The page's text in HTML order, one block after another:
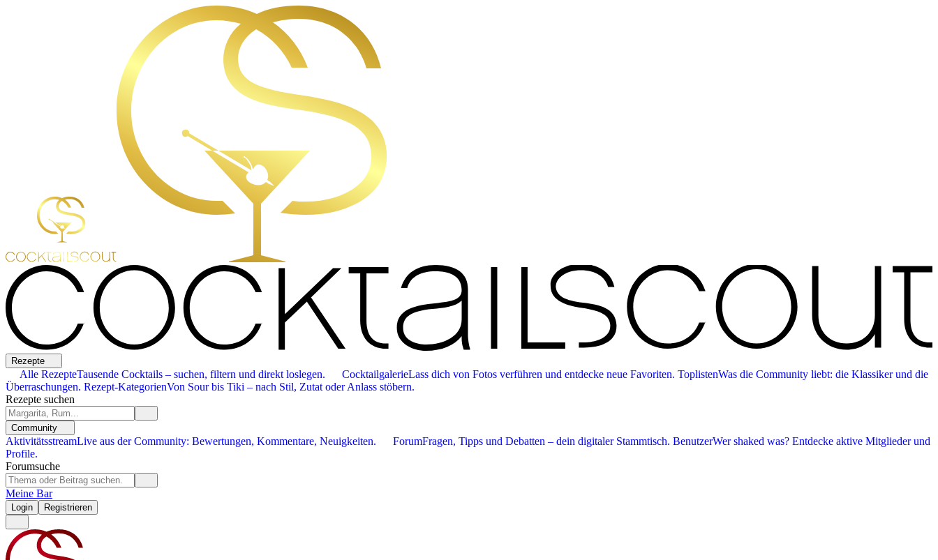
Rezepte
Alle RezepteTausende Cocktails – suchen, filtern und direkt loslegen. CocktailgalerieLass dich von Fotos verführen und entdecke neue Favoriten. ToplistenWas die Community liebt: die Klassiker und die
Überraschungen. Rezept-KategorienVon Sour bis Tiki – nach Stil, Zutat oder Anlass stöbern.
Rezepte suchen
Community
AktivitätsstreamLive aus der Community: Bewertungen, Kommentare, Neuigkeiten. ForumFragen, Tipps und Debatten – dein digitaler Stammtisch. BenutzerWer shaked was? Entdecke aktive Mitglieder und
Profile.
Forumsuche
Meine Bar
Login Registrieren